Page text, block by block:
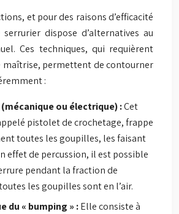
et pour des raisons d’efficacité
dispose d’alternatives au
Ces techniques, qui requièrent
maîtrise, permettent de contourner
:
ou électrique) :Cet
pistolet de crochetage, frappe
toutes les goupilles, les faisant
effet de percussion, il est possible
pendant la fraction de
les goupilles sont en l’air.
du « bumping » :Elle consiste à